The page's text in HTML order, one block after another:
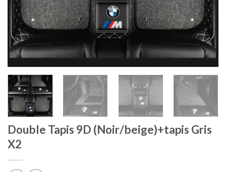
Double Tapis 9D (Noir/beige)+tapis Gris
X2